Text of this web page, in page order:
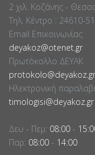
2 χιλ. Κοζάνης -
Τηλ. Κέντρο : 24610-
Email Επικοινωνίας
deyakoz@otenet.gr
Πρωτόκολλο ΔΕΥΑΚ
protokolo@deyakoz.gr
Ηλεκτρονική
timologisi@deyakoz.gr
Δευ - Πεμ: 08:00 -
Παρ: 08:00 - 14:00